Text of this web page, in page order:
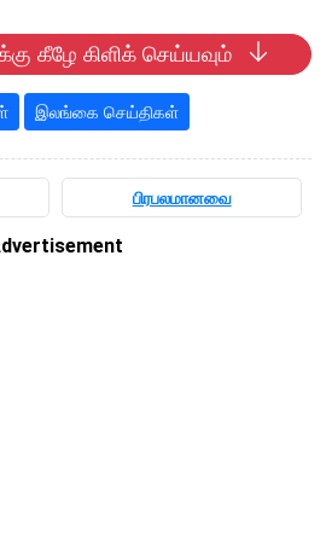
கீழே கிளிக் செய்யவும்
இலங்கை செய்திகள்
பிரபலமானவை